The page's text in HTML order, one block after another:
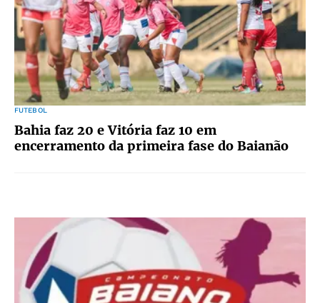
FUTEBOL
Bahia faz 20 e Vitória faz 10 em
encerramento da primeira fase do Baianão